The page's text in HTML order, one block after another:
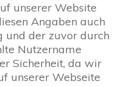
unserer Website
Angaben auch
und der zuvor durch
Nutzername
Sicherheit, da wir
unserer Webseite